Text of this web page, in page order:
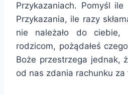
Przykazaniach. Pomyśl ile
Przykazania, ile razy
nie należało do ciebie,
rodzicom, pożądałeś
Boże przestrzega jednak,
od nas zdania rachunku za